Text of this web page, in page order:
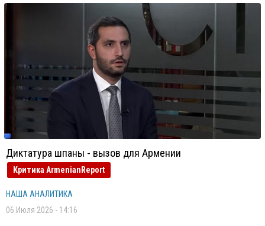
Диктатура шпаны - вызов для Армении
Критика ArmenianReport
НАША АНАЛИТИКА
06 Июля 2026 - 14:16